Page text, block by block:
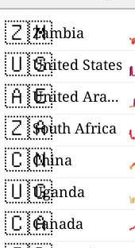
🇿🇲Zambia
🇺🇸United States
🇦🇪 United Arab Emirates
🇿🇦South Africa
🇨🇳China
🇺🇬Uganda
🇨🇦Canada